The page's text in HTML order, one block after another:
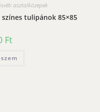
asztalközepek
tulipánok 85×85
Ft